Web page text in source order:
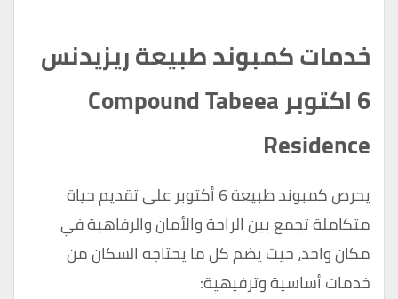
خدمات كمبوند طبيعة ريزيدنس
6 اكتوبر Compound Tabeea
Residence
يحرص كمبوند طبيعة 6 أكتوبر على تقديم حياة
متكاملة تجمع بين الراحة والأمان والرفاهية في
مكان واحد، حيث يضم كل ما يحتاجه السكان من
خدمات أساسية وترفيهية: